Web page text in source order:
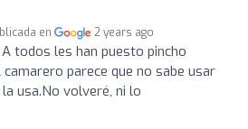
en 2 years ago
A todos les han puesto pincho
parece que no sabe usar
usa.No volveré, ni lo